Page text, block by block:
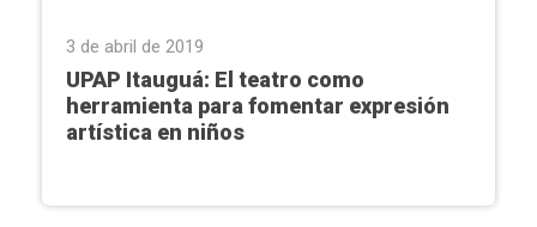
3 de abril de 2019
UPAP Itauguá: El teatro como
herramienta para fomentar expresión
artística en niños